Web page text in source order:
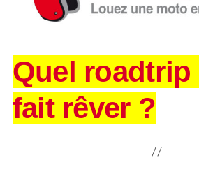
Quel
fait rêver ?